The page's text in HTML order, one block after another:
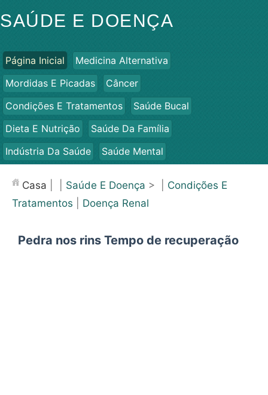
SAÚDE E DOENÇA
Página Inicial
Medicina Alternativa
Mordidas E Picadas
Câncer
Condições E Tratamentos
Saúde Bucal
Dieta E Nutrição
Saúde Da Família
Indústria Da Saúde
Saúde Mental
Saúde
Casa Saúde E Doença > | Condições E
Tratamentos
Doença Renal
Pedra nos rins Tempo de recuperação